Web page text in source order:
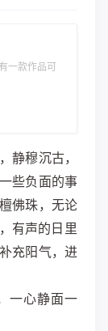
一款作品可
些负面的事
一心静面一